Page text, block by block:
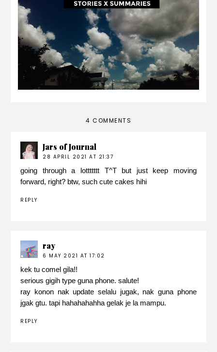
march 2017 | stories x summary
4 COMMENTS
Jars of Journal
28 APRIL 2021 AT 21:37
going through a lottttttt T^T but just keep moving
forward, right? btw, such cute cakes hihi
REPLY
ray
6 MAY 2021 AT 17:02
kek tu comel gila!!
serious gigih type guna phone. salute!
ray konon nak update selalu jugak, nak guna phone
jgak gtu. tapi hahahahahha gelak je la mampu.
REPLY